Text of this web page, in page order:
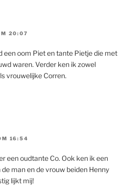
20:07
een oom Piet en tante Pietje die met
waren. Verder ken ik zowel
vrouwelijke Corren.
16:54
een oudtante Co. Ook ken ik een
man en de vrouw beiden Henny
lijkt mij!